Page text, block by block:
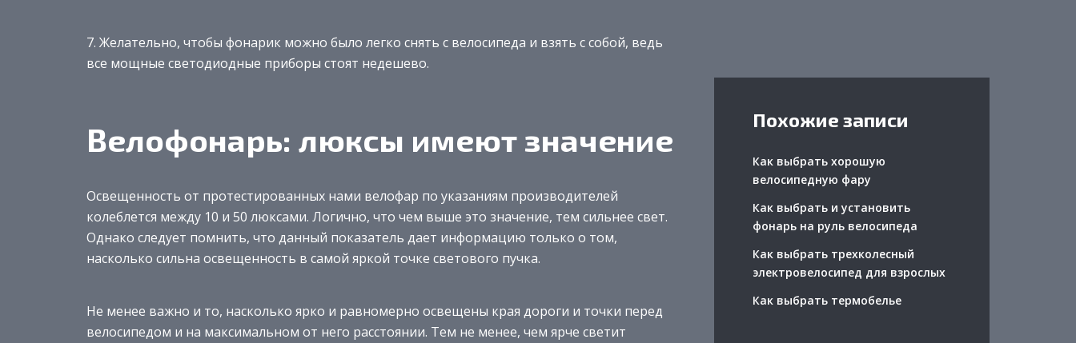
7. Желательно, чтобы фонарик можно было легко снять с велосипеда и взять с собой, ведь
все мощные светодиодные приборы стоят недешево.
Велофонарь: люксы имеют значение
Освещенность от протестированных нами велофар по указаниям производителей
колеблется между 10 и 50 люксами. Логично, что чем выше это значение, тем сильнее свет.
Однако следует помнить, что данный показатель дает информацию только о том,
насколько сильна освещенность в самой яркой точке светового пучка.
Не менее важно и то, насколько ярко и равномерно освещены края дороги и точки перед
велосипедом и на максимальном от него расстоянии. Тем не менее, чем ярче светит
Похожие записи
Как выбрать хорошую
велосипедную фару
Как выбрать и установить
фонарь на руль велосипеда
Как выбрать трехколесный
электровелосипед для взрослых
Как выбрать термобелье